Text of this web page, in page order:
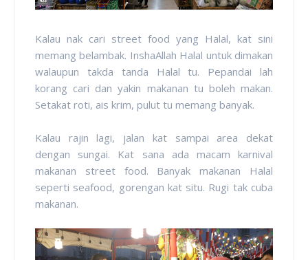
Kalau nak cari street food yang Halal, kat sini
memang belambak. InshaAllah Halal untuk dimakan
walaupun takda tanda Halal tu. Pepandai lah
korang cari dan yakin makanan tu boleh makan.
Setakat roti, ais krim, pulut tu memang banyak.
Kalau rajin lagi, jalan kat sampai area dekat
dengan sungai. Kat sana ada macam karnival
makanan street food. Banyak makanan Halal
seperti seafood, gorengan kat situ. Rugi tak cuba
makanan.